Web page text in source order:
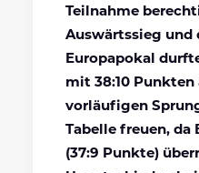
Teilnahme
Auswärtssieg und
Europapokal
mit 38:10 Punkten
vorläufigen
Tabelle freuen, da
(37:9 Punkte)